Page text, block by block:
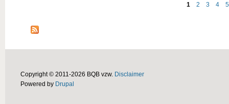
1 2 3 4 5
Copyright © 2011-2026 BQB vzw. Disclaimer
Powered by Drupal